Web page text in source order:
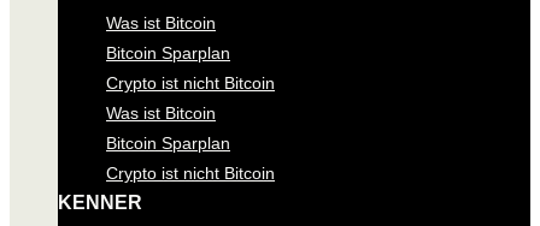
Was ist Bitcoin
Bitcoin Sparplan
Crypto ist nicht Bitcoin
Was ist Bitcoin
Bitcoin Sparplan
Crypto ist nicht Bitcoin
KENNER